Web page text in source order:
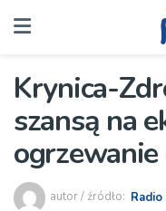
Krynica-
szansą na
autor / źródło: Radio